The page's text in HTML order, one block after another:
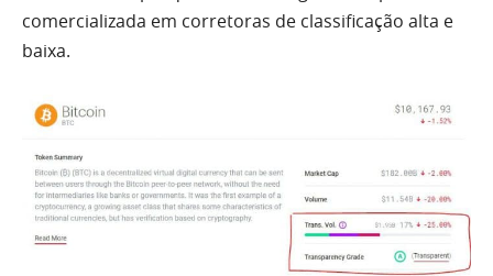
comercializada em corretoras de classificação alta e
baixa.